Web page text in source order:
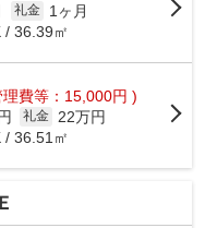
礼金
1ヶ月
/ 36.39㎡
理費等：15,000円 )
礼金
22万円
/ 36.51㎡